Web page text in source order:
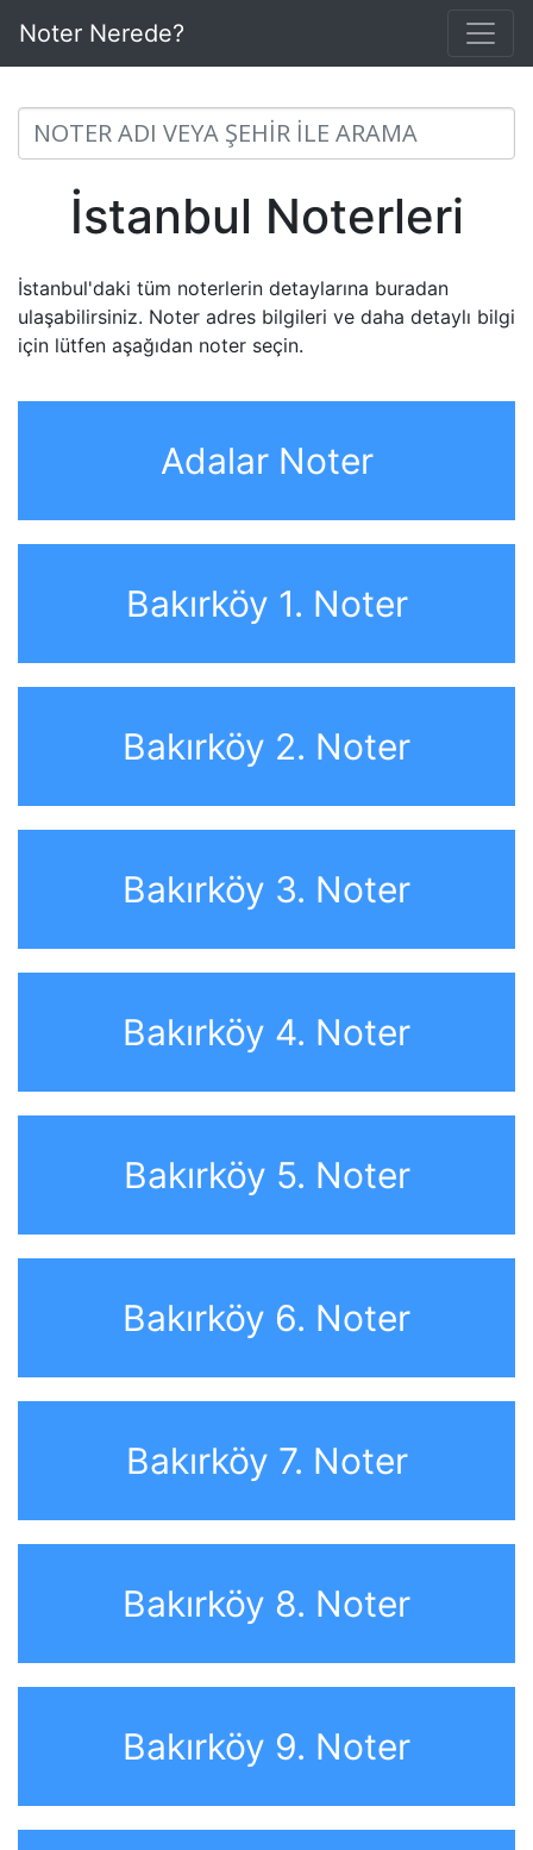
Noter Nerede?
İstanbul Noterleri
İstanbul'daki tüm noterlerin detaylarına buradan
ulaşabilirsiniz. Noter adres bilgileri ve daha detaylı bilgi
için lütfen aşağıdan noter seçin.
Adalar Noter
Bakırköy 1. Noter
Bakırköy 2. Noter
Bakırköy 3. Noter
Bakırköy 4. Noter
Bakırköy 5. Noter
Bakırköy 6. Noter
Bakırköy 7. Noter
Bakırköy 8. Noter
Bakırköy 9. Noter